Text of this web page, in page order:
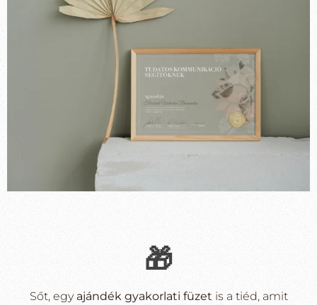
🎁
Sőt, egyajándék gyakorlati füzet is a tiéd, amit